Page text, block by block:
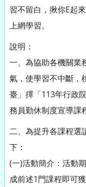
習不留白，揪你E起
上網學習。
說明：
一、為協助各機關業
氣，使學習不中斷，
臺」擇「113年行政
務員勤休制度宣導課
二、為提升各課程選
下：
(一)活動簡介：活動
成前述1門課程即可